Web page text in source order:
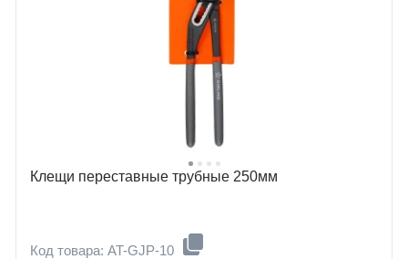
Клещи переставные трубные 250мм
Код товара: AT-GJP-10